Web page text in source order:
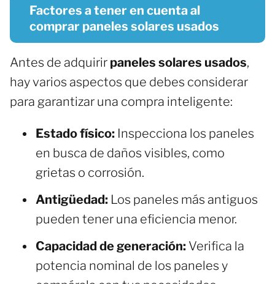
Factores a tener en cuenta al
comprar paneles solares usados
Antes de adquirir paneles solares usados,
hay varios aspectos que debes considerar
para garantizar una compra inteligente:
Estado físico: Inspecciona los paneles
en busca de daños visibles, como
grietas o corrosión.
Antigüedad: Los paneles más antiguos
pueden tener una eficiencia menor.
Capacidad de generación: Verifica la
potencia nominal de los paneles y